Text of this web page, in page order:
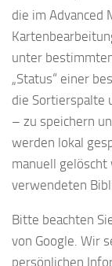
die im Advanced
unter
„Status“ einer
die Sortierspalte
– zu speichern
werden lokal
manuell gelöscht
verwendeten
Bitte beachten
von Google. Wir
persönlichen